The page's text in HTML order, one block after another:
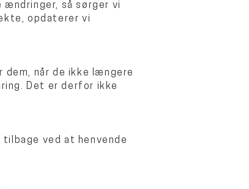
så sørger vi
opdaterer vi
når de ikke længere
Det er derfor ikke
ved at henvende